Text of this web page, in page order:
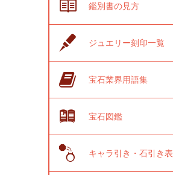
鑑別書の見方
ジュエリー刻印一覧
宝石業界用語集
宝石図鑑
キャラ引き・石引き表